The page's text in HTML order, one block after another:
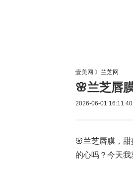
壹美网 》 兰芝网
🌸兰芝唇
2026-06-01 16:11:40
🌸兰芝唇膜，
的心吗？今天